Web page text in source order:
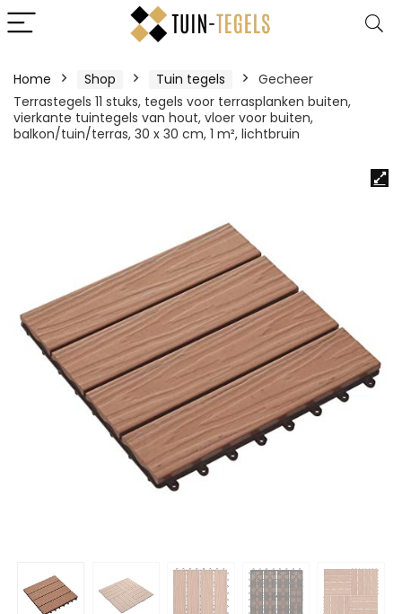
Home Shop Tuin tegels
Gecheer
Terrastegels 11 stuks, tegels voor terrasplanken buiten,
vierkante tuintegels van hout, vloer voor buiten,
balkon/tuin/terras, 30 x 30 cm, 1 m², lichtbruin